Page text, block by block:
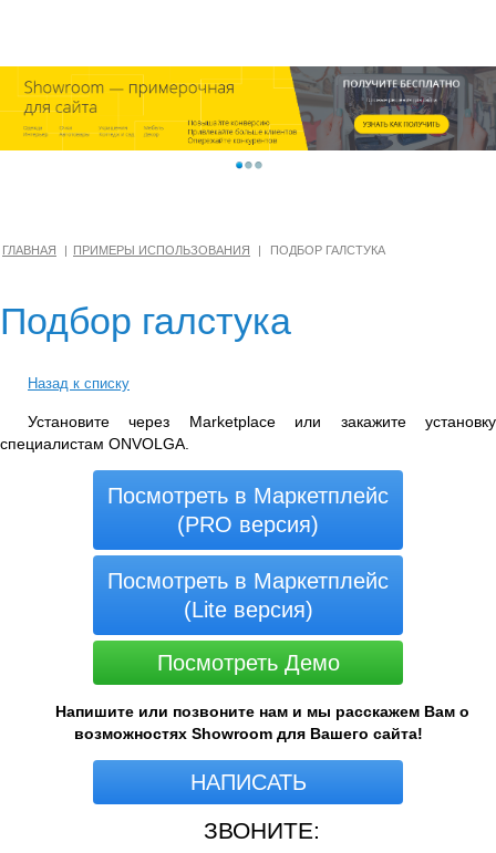
ГЛАВНАЯ ПРИМЕРЫ ИСПОЛЬЗОВАНИЯ ПОДБОР ГАЛСТУКА
Подбор галстука
Назад к списку
Установите через Marketplace или закажите установку
специалистам ONVOLGA.
Посмотреть в Маркетплейс
(PRO версия)
Посмотреть в Маркетплейс
(Lite версия)
Посмотреть Демо
Напишите или позвоните нам и мы расскажем Вам о
возможностях Showroom для Вашего сайта!
НАПИСАТЬ
ЗВОНИТЕ: